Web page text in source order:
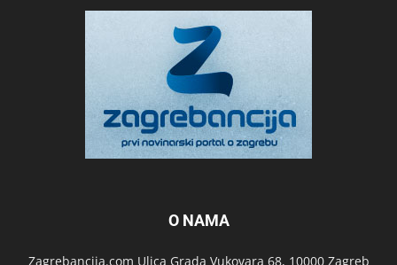
O NAMA
Zagrebancija.com Ulica Grada Vukovara 68, 10000 Zagreb